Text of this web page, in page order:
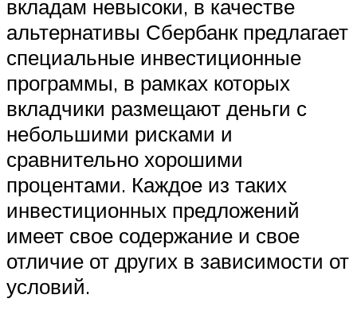
вкладам невысоки, в качестве
альтернативы Сбербанк предлагает
специальные инвестиционные
программы, в рамках которых
вкладчики размещают деньги с
небольшими рисками и
сравнительно хорошими
процентами. Каждое из таких
инвестиционных предложений
имеет свое содержание и свое
отличие от других в зависимости от
условий.